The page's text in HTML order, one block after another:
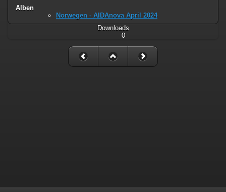
Alben
Norwegen - AIDAnova April 2024
Downloads
0